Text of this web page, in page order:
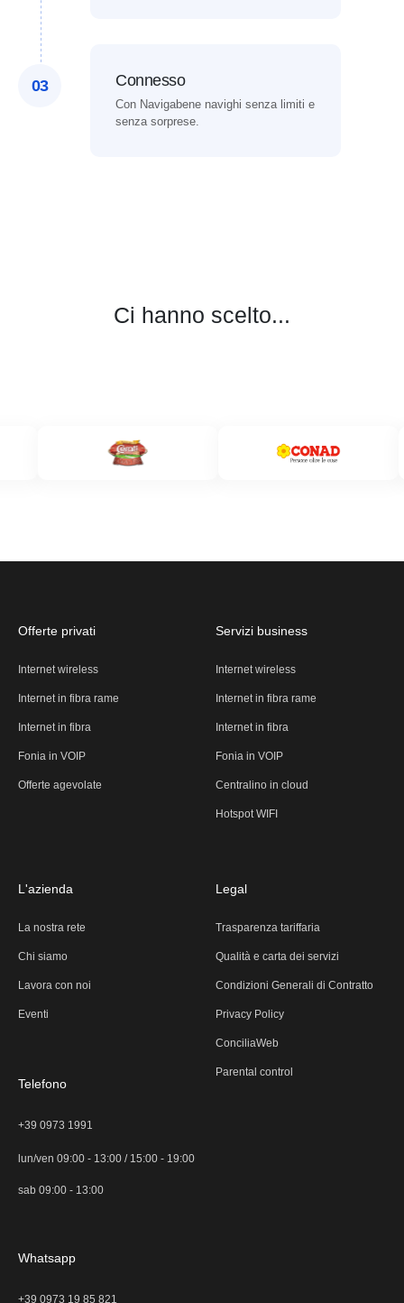
03 Connesso
Con Navigabene navighi senza limiti e
senza sorprese.
Ci hanno scelto...
Offerte privati
Internet wireless
Internet in fibra rame
Internet in fibra
Fonia in VOIP
Offerte agevolate
Servizi business
Internet wireless
Internet in fibra rame
Internet in fibra
Fonia in VOIP
Centralino in cloud
Hotspot WIFI
L'azienda
La nostra rete
Chi siamo
Lavora con noi
Eventi
Legal
Trasparenza tariffaria
Qualità e carta dei servizi
Condizioni Generali di Contratto
Privacy Policy
ConciliaWeb
Parental control
Telefono
+39 0973 1991
lun/ven 09:00 - 13:00 / 15:00 - 19:00
sab 09:00 - 13:00
Whatsapp
+39 0973 19 85 821